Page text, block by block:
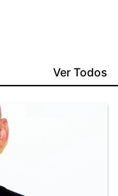
Ver Todos